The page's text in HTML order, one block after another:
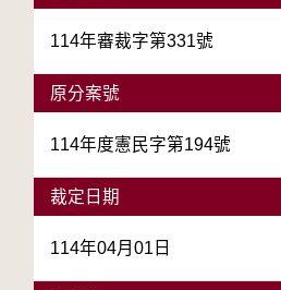
114年審裁字第331號
原分案號
114年度憲民字第194號
裁定日期
114年04月01日